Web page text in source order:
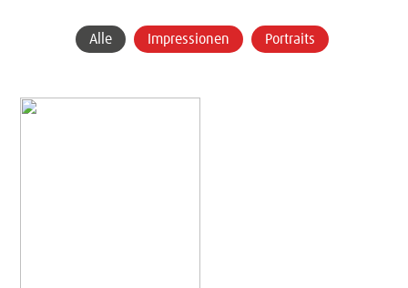
Alle Impressionen Portraits